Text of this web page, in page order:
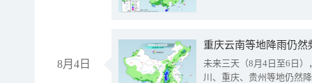
8月4日
重庆云南等地降雨仍然
未来三天（8月4日至6日
川、重庆、贵州等地仍然